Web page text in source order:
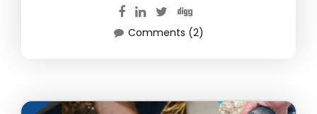
Comments (2)